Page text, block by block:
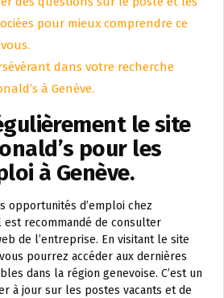
pour mieux comprendre ce
dans votre recherche
à Genève.
le site
pour les
à Genève.
opportunités d’emploi chez
est recommandé de consulter
de l’entreprise. En visitant le site
pourrez accéder aux dernières
dans la région genevoise. C’est un
à jour sur les postes vacants et de